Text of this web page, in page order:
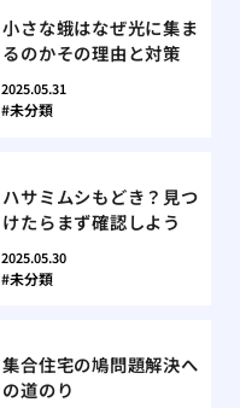
小さな蛾はなぜ光に集ま
るのかその理由と対策
2025.05.31
未分類
ハサミムシもどき？見つ
けたらまず確認しよう
2025.05.30
未分類
集合住宅の鳩問題解決へ
の道のり